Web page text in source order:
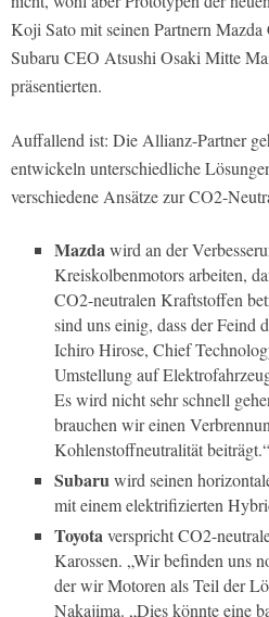
Koji Sato mit seinen Partnern
Subaru CEO Atsushi Osaki Mitte
präsentierten.
Auffallend ist: Die Allianz-Partner
entwickeln unterschiedliche
verschiedene Ansätze zur CO2-
Mazdawird an der
Kreiskolbenmotors arbeiten,
CO2-neutralen Kraftstoffen
sind uns einig, dass der Feind
Ichiro Hirose, Chief
Umstellung auf
Es wird nicht sehr schnell
brauchen wir einen
Kohlenstoffneutralität beiträgt.“
Subaruwird seinen
mit einem elektrifizierten
Toyotaverspricht CO2-
Karossen. „Wir befinden uns
der wir Motoren als Teil der
Nakajima. „Dies könnte eine